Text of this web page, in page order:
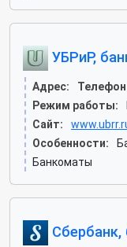
УБРиР,
Адрес:
Режим работы:
Сайт:
Особенности:
Банкоматы
Сбербанк,